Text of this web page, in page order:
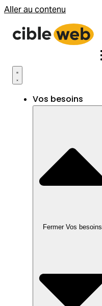
Aller au contenu
Vos besoins
Fermer Vos besoins